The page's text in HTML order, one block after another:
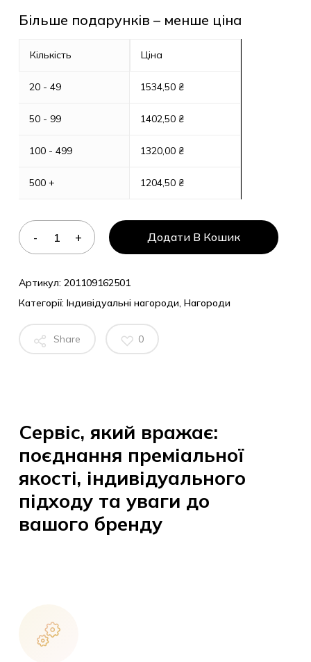
Більше подарунків – менше ціна
Кількість
20 - 49
50 - 99
100 - 499
500 +
Ціна
1534,50 ₴
1402,50 ₴
1320,00 ₴
1204,50 ₴
Додати В Кошик
Артикул: 201109162501
Категорії: Індивідуальні нагороди, Нагороди
Share 0
Сервіс, який вражає:
поєднання преміальної
якості, індивідуального
підходу та уваги до
вашого бренду